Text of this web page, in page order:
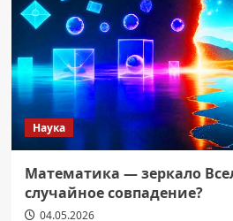
Наука
Математика — зеркало
случайное совпадение?
04.05.2026